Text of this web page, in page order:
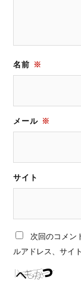
名前 ※
メール ※
サイト
次回のコメン
ルアドレス、サイ